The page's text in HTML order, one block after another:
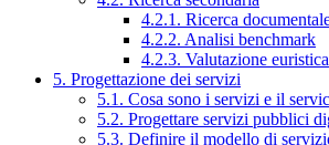
4.2.1. Ricerca
4.2.2. Analisi benchmark
4.2.3. Valutazione euristica
5. Progettazione dei servizi
5.1. Cosa sono i servizi e il
5.2. Progettare servizi pubblici
5.3. Definire il modello di